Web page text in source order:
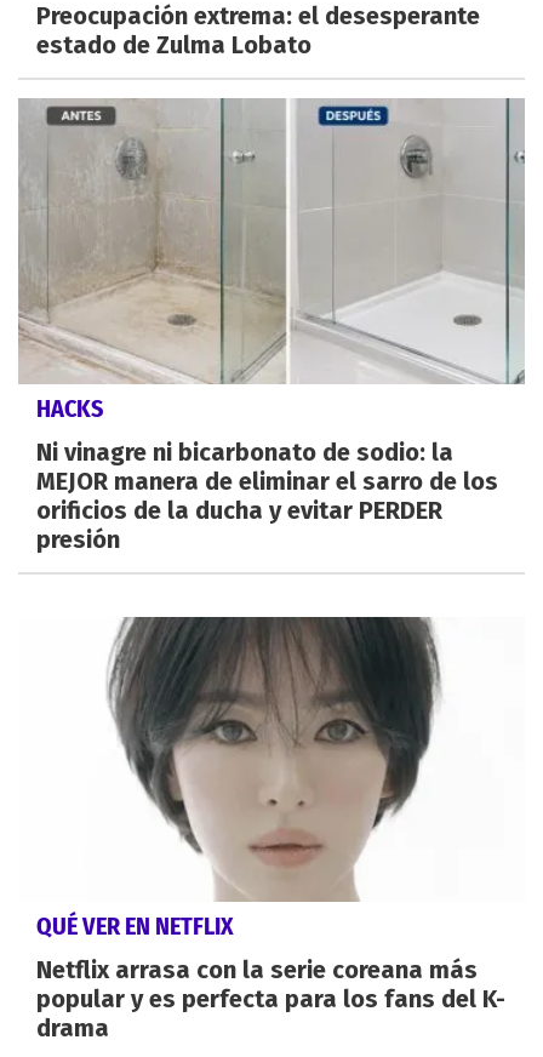
Preocupación extrema: el desesperante
estado de Zulma Lobato
HACKS
Ni vinagre ni bicarbonato de sodio: la
MEJOR manera de eliminar el sarro de los
orificios de la ducha y evitar PERDER
presión
QUÉ VER EN NETFLIX
Netflix arrasa con la serie coreana más
popular y es perfecta para los fans del K-
drama